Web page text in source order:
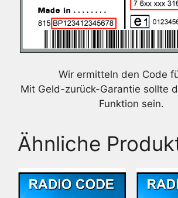
Wir ermitteln den Code
Mit Geld-zurück-Garantie sollte
Funktion sein.
Ähnliche